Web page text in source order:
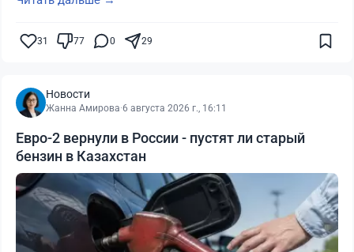
31 77 0 29
Новости
Жанна Амирова·6 августа 2026 г., 16:11
Евро-2 вернули в России - пустят ли старый
бензин в Казахстан